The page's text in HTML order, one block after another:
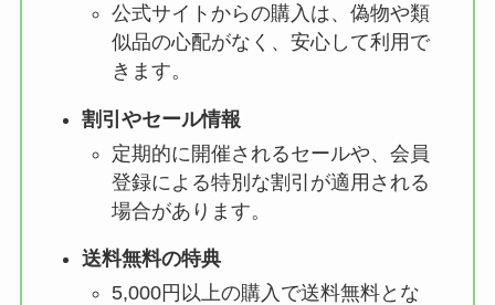
公式サイトからの購入は、偽物や類
似品の心配がなく、安心して利用で
きます。
割引やセール情報
定期的に開催されるセールや、会員
登録による特別な割引が適用される
場合があります。
送料無料の特典
5,000円以上の購入で送料無料とな